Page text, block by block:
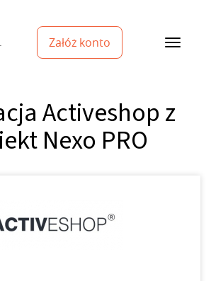
Załóż konto
Activeshop z
Nexo PRO